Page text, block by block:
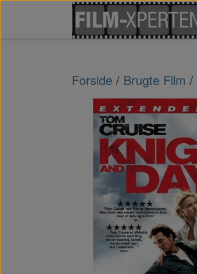
Forside Brugte Film